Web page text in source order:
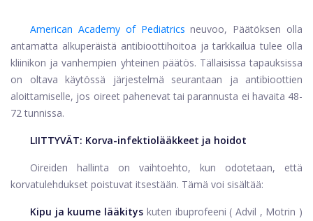
American Academy of Pediatrics neuvoo, Päätöksen olla
antamatta alkuperäistä antibioottihoitoa ja tarkkailua tulee olla
kliinikon ja vanhempien yhteinen päätös. Tällaisissa tapauksissa
on oltava käytössä järjestelmä seurantaan ja antibioottien
aloittamiselle, jos oireet pahenevat tai parannusta ei havaita 48-
72 tunnissa.
LIITTYVÄT: Korva-infektiolääkkeet ja hoidot
Oireiden hallinta on vaihtoehto, kun odotetaan, että
korvatulehdukset poistuvat itsestään. Tämä voi sisältää:
Kipu ja kuume lääkitys kuten ibuprofeeni ( Advil , Motrin )